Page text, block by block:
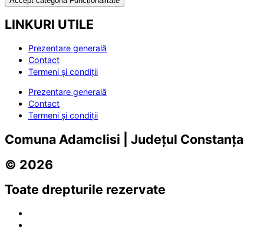
LINKURI UTILE
Prezentare generală
Contact
Termeni și condiții
Prezentare generală
Contact
Termeni și condiții
Comuna Adamclisi | Județul Constanța
© 2026
Toate drepturile rezervate